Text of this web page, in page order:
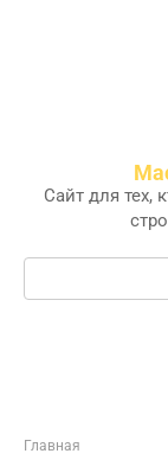
Сайт для тех,
Поиск:
Главная